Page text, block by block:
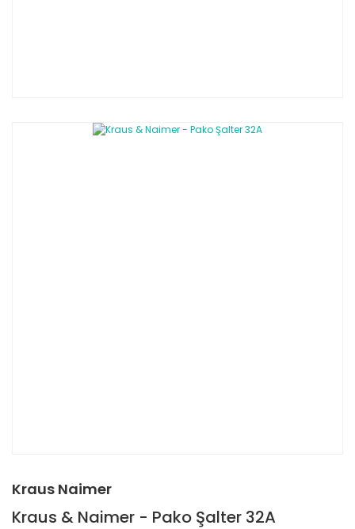
Kraus Naimer
Kraus & Naimer - Pako Şalter 32A